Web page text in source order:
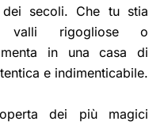
secoli. Che tu stia
valli rigogliose o
in una casa di
e indimenticabile.
dei più magici